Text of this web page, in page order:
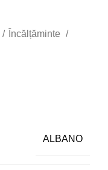
Încălțăminte
ALBANO